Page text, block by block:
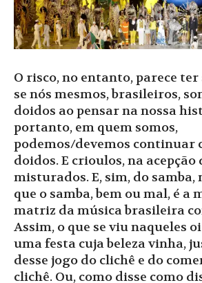
O risco, no entanto, parece
se nós mesmos, brasileiros,
doidos ao pensar na nossa
portanto, em quem somos,
podemos/devemos continuar
doidos. E crioulos, na acepção
misturados. E, sim, do samba,
que o samba, bem ou mal, é a
matriz da música brasileira
Assim, o que se viu naqueles
uma festa cuja beleza vinha,
desse jogo do clichê e do
clichê. Ou, como disse como